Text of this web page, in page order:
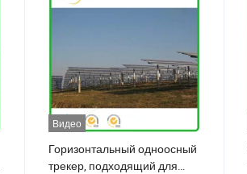
Видео
Горизонтальный одноосный
трекер, подходящий для